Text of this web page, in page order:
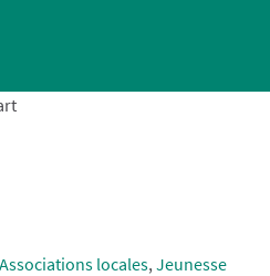
Associations locales,Jeunesse